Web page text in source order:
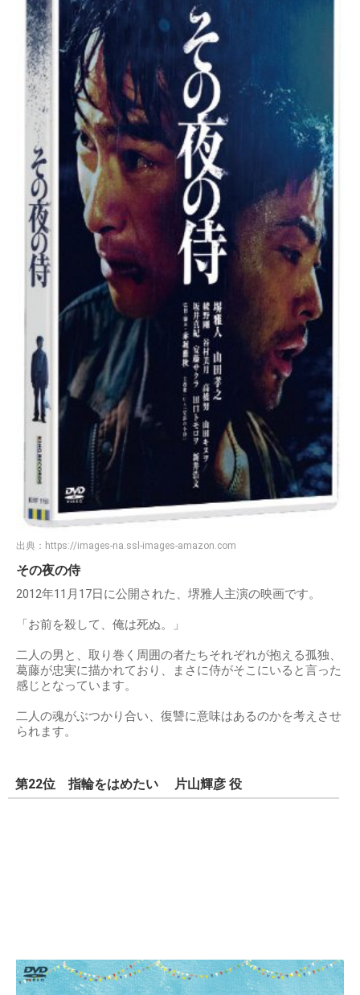
出典： https://images-na.ssl-images-amazon.com
その夜の侍
2012年11月17日に公開された、堺雅人主演の映画です。
「お前を殺して、俺は死ぬ。」
二人の男と、取り巻く周囲の者たちそれぞれが抱える孤独、
葛藤が忠実に描かれており、まさに侍がそこにいると言った
感じとなっています。
二人の魂がぶつかり合い、復讐に意味はあるのかを考えさせ
られます。
第22位 指輪をはめたい 片山輝彦 役